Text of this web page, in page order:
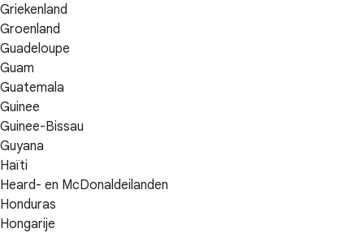
Griekenland
Groenland
Guadeloupe
Guam
Guatemala
Guinee
Guinee-Bissau
Guyana
Haïti
Heard- en McDonaldeilanden
Honduras
Hongarije